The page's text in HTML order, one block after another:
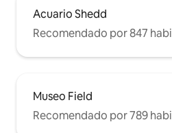
Acuario Shedd
Recomendado por 847
Museo Field
Recomendado por 789